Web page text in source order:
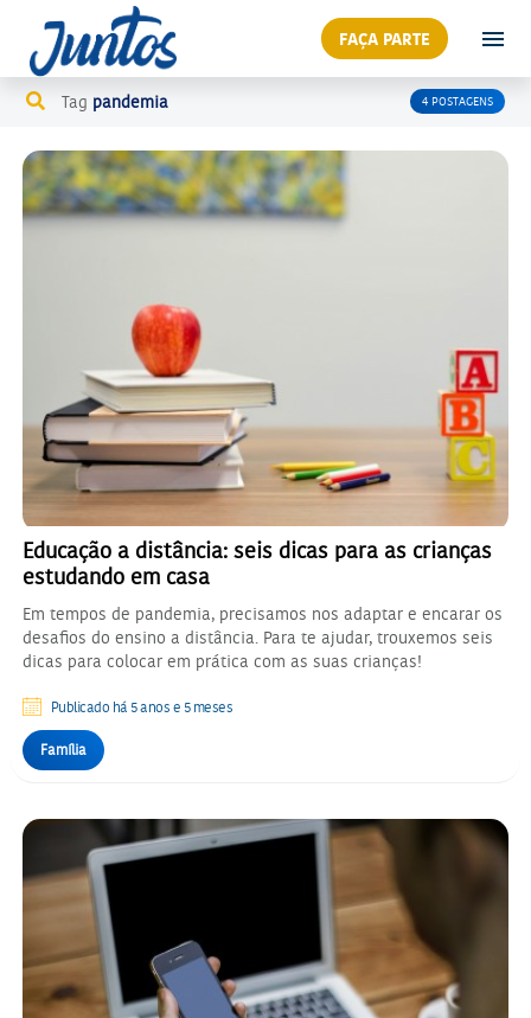
FAÇA PARTE
Tag pandemia 4 POSTAGENS
Educação a distância: seis dicas para as crianças
estudando em casa
Em tempos de pandemia, precisamos nos adaptar e encarar os
desafios do ensino a distância. Para te ajudar, trouxemos seis
dicas para colocar em prática com as suas crianças!
Publicado há 5 anos e 5 meses
Família